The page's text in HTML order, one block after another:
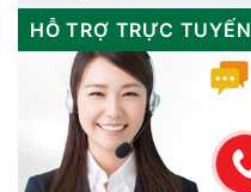
HỖ TRỢ TRỰC TUYẾN